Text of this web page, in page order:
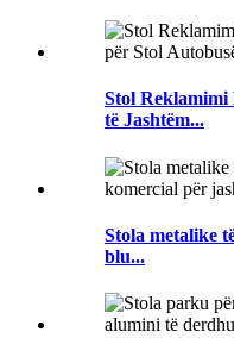
Stol
të Jashtëm...
Stola metalike
blu...